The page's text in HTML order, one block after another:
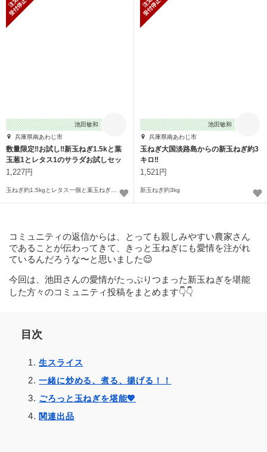
池田敏和
兵庫県南あわじ市
数量限定‼︎お試し‼︎新玉ねぎ1.5kと葉
玉葱1とレタス1のサラダお試しセッ
ト1,227円
池田敏和
兵庫県南あわじ市
玉ねぎ大国淡路島からの新玉ねぎ約3
キロ‼️
1,521円
新玉ねぎ約3kg
コミュニティの返信からは、とっても親しみやすい農家さん
であることが伝わってきて、きっと玉ねぎにも愛情を注がれ
ているんだろうな〜と思いました😌
今回は、池田さんの愛情がたっぷりつまった新玉ねぎを堪能
した方々のコミュニティ投稿をまとめます👇👇
目次
生スライス
一緒に炒める、煮る、揚げる！！
ごろっと玉ねぎを堪能💖
関連出品